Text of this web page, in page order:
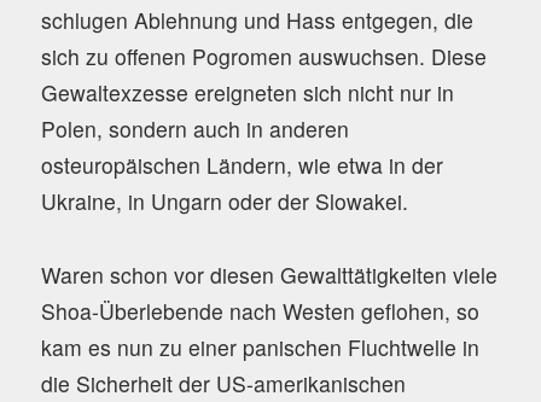
schlugen Ablehnung und Hass entgegen, die
sich zu offenen Pogromen auswuchsen. Diese
Gewaltexzesse ereigneten sich nicht nur in
Polen, sondern auch in anderen
osteuropäischen Ländern, wie etwa in der
Ukraine, in Ungarn oder der Slowakei.
Waren schon vor diesen Gewalttätigkeiten viele
Shoa-Überlebende nach Westen geflohen, so
kam es nun zu einer panischen Fluchtwelle in
die Sicherheit der US-amerikanischen